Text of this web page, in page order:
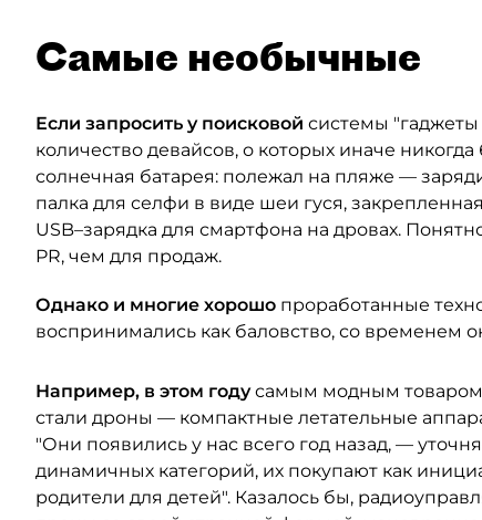
Самые необычные
Если запросить у поисковой системы
количество девайсов, о которых иначе
солнечная батарея: полежал на пляже —
палка для селфи в виде шеи гуся,
USB–зарядка для смартфона на дровах.
PR, чем для продаж.
Однако и многие хорошо проработанные
воспринимались как баловство, со временем
Например, в этом годусамым модным товаром
стали дроны — компактные летательные
"Они появились у нас всего год назад, —
динамичных категорий, их покупают как
родители для детей". Казалось бы,